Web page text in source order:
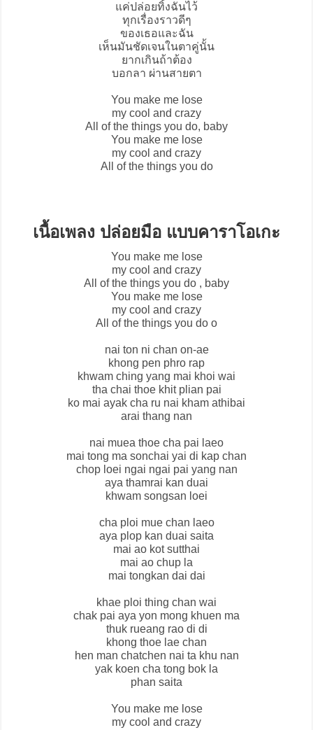
แค่ปล่อยทิ้งฉันไว้
ทุกเรื่องราวดีๆ
ของเธอและฉัน
เห็นมันชัดเจนในตาคู่นั้น
ยากเกินถ้าต้อง
บอกลา ผ่านสายตา
You make me lose
my cool and crazy
All of the things you do, baby
You make me lose
my cool and crazy
All of the things you do
เนื้อเพลง ปล่อยมือ แบบคาราโอเกะ
You make me lose
my cool and crazy
All of the things you do , baby
You make me lose
my cool and crazy
All of the things you do o
nai ton ni chan on-ae
khong pen phro rap
khwam ching yang mai khoi wai
tha chai thoe khit plian pai
ko mai ayak cha ru nai kham athibai
arai thang nan
nai muea thoe cha pai laeo
mai tong ma sonchai yai di kap chan
chop loei ngai ngai pai yang nan
aya thamrai kan duai
khwam songsan loei
cha ploi mue chan laeo
aya plop kan duai saita
mai ao kot sutthai
mai ao chup la
mai tongkan dai dai
khae ploi thing chan wai
chak pai aya yon mong khuen ma
thuk rueang rao di di
khong thoe lae chan
hen man chatchen nai ta khu nan
yak koen cha tong bok la
phan saita
You make me lose
my cool and crazy